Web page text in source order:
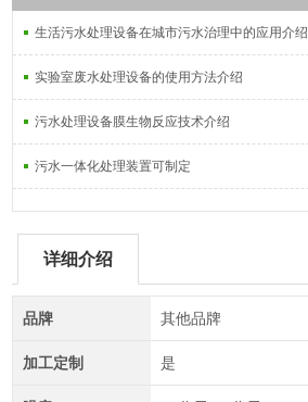
生活污水处理设备在城市污水治理中的应用介绍
实验室废水处理设备的使用方法介绍
污水处理设备膜生物反应技术介绍
污水一体化处理装置可制定
详细介绍
品牌 其他品牌
加工定制 是